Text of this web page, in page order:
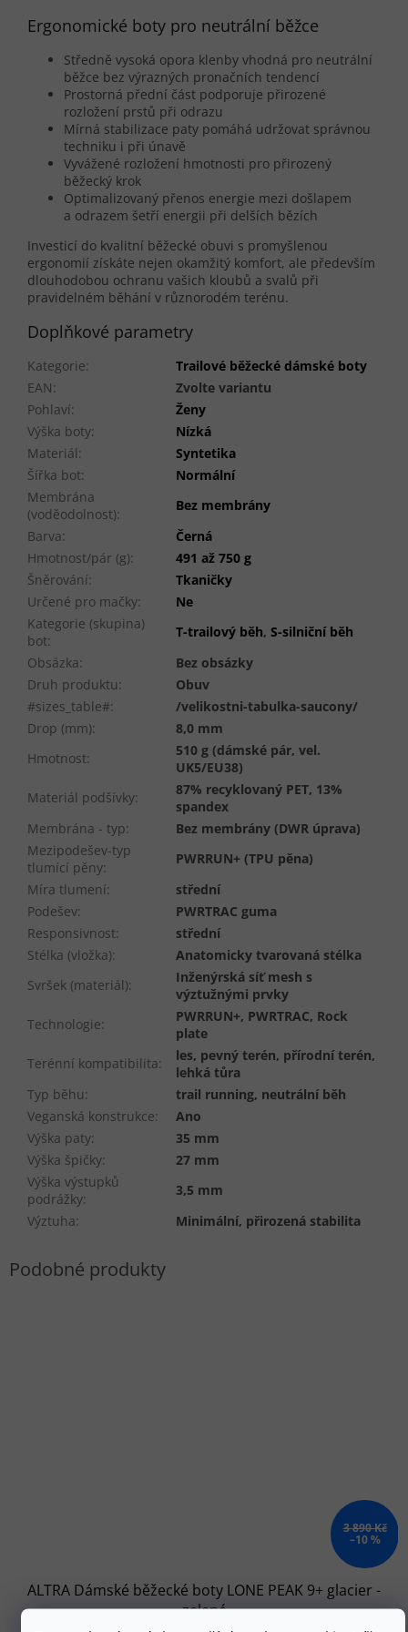
Ergonomické boty pro neutrální běžce
Středně vysoká opora klenby vhodná pro neutrální
běžce bez výrazných pronačních tendencí
Prostorná přední část podporuje přirozené
rozložení prstů při odrazu
Mírná stabilizace paty pomáhá udržovat správnou
techniku i při únavě
Vyvážené rozložení hmotnosti pro přirozený
běžecký krok
Optimalizovaný přenos energie mezi došlapem
a odrazem šetří energii při delších bězích
Investicí do kvalitní běžecké obuvi s promyšlenou
ergonomií získáte nejen okamžitý komfort, ale především
dlouhodobou ochranu vašich kloubů a svalů při
pravidelném běhání v různorodém terénu.
Doplňkové parametry
Kategorie:
Trailové běžecké dámské boty
EAN:
Zvolte variantu
Pohlaví:
Ženy
Výška boty:
Nízká
Materiál:
Syntetika
Šířka bot:
Normální
Membrána
(voděodolnost):
Bez membrány
Barva:
Černá
Hmotnost/pár (g):
491 až 750 g
Šněrování:
Tkaničky
Určené pro mačky:
Ne
Kategorie (skupina)
bot:
T-trailový běh, S-silniční běh
Obsázka:
Bez obsázky
Druh produktu:
Obuv
#sizes_table#:
/velikostni-tabulka-saucony/
Drop (mm):
8,0 mm
Hmotnost:
510 g (dámské pár, vel.
UK5/EU38)
Materiál podšívky:
87% recyklovaný PET, 13%
spandex
Membrána - typ:
Bez membrány (DWR úprava)
Mezipodešev-typ
tlumící pěny:
PWRRUN+ (TPU pěna)
Míra tlumení:
střední
Podešev:
PWRTRAC guma
Responsivnost:
střední
Stélka (vložka):
Anatomicky tvarovaná stélka
Svršek (materiál):
Inženýrská síť mesh s
výztužnými prvky
Technologie:
PWRRUN+, PWRTRAC, Rock
plate
Terénní kompatibilita:
les, pevný terén, přírodní terén,
lehká tůra
Typ běhu:
trail running, neutrální běh
Veganská konstrukce:
Ano
Výška paty:
35 mm
Výška špičky:
27 mm
Výška výstupků
podrážky:
3,5 mm
Výztuha: Minimální, přirozená stabilita
3 890 Kč
–10 %
ALTRA Dámské běžecké boty LONE PEAK 9+ glacier -
zelené